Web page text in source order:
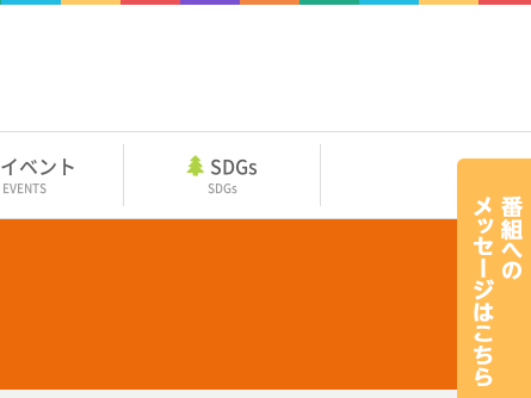
イベント
EVENTS
SDGs
SDGs